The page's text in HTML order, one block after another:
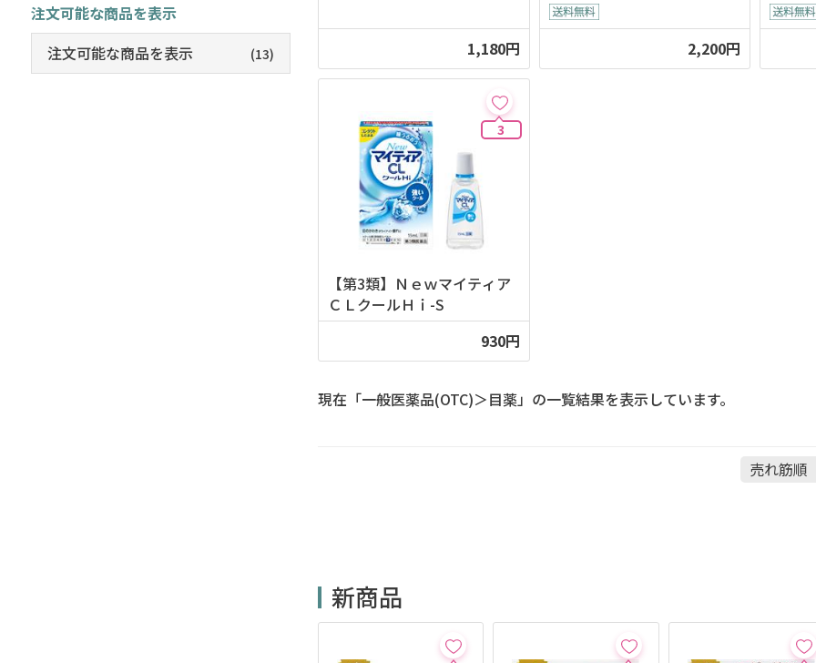
注文可能な商品を表示
注文可能な商品を表示
(13) 1,180円 2,200円
3
【第3類】Ｎｅｗマイティア
ＣＬクールＨｉ-S
930円
現在「一般医薬品(OTC)＞目薬」の一覧結果を表示しています。
新商品